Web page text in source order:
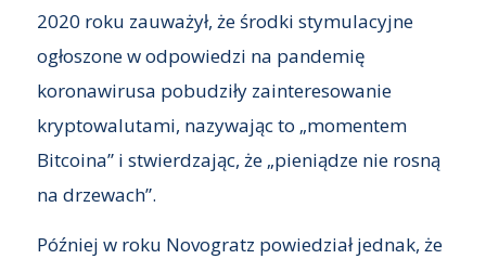
2020 roku zauważył, że środki stymulacyjne
ogłoszone w odpowiedzi na pandemię
koronawirusa pobudziły zainteresowanie
kryptowalutami, nazywając to „momentem
Bitcoina” i stwierdzając, że „pieniądze nie rosną
na drzewach”.
Później w roku Novogratz powiedział jednak, że